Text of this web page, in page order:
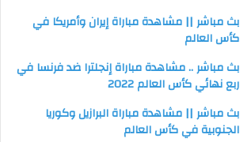
بث مباشر || مشاهدة مباراة إيران وأمريكا في
كأس العالم
بث مباشر .. مشاهدة مباراة إنجلترا ضد فرنسا في
ربع نهائي كأس العالم 2022
بث مباشر || مشاهدة مباراة البرازيل وكوريا
الجنوبية في كأس العالم